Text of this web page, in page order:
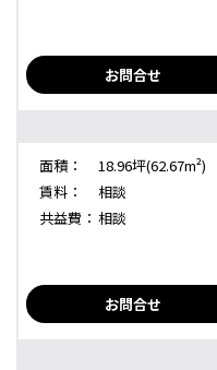
お問合せ
面積：
18.96坪(62.67m²)
賃料：
相談
共益費： 相談
お問合せ